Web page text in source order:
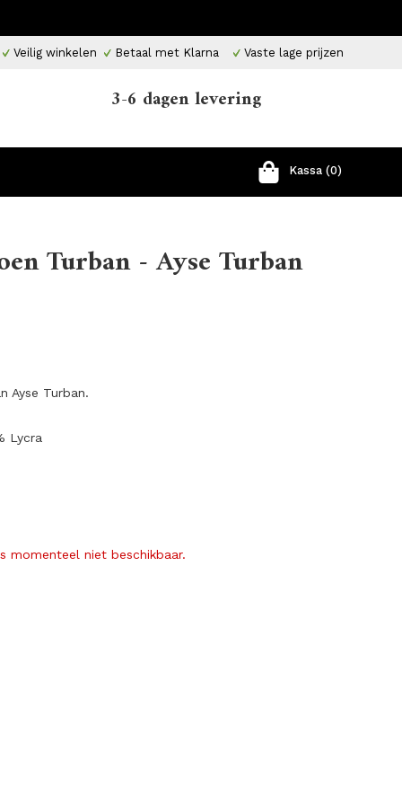
Veilig winkelen Betaal met Klarna Vaste lage prijzen
3-6 dagen levering
Kassa (0)
Turban - Ayse Turban
Ayse Turban.
Lycra
momenteel niet beschikbaar.